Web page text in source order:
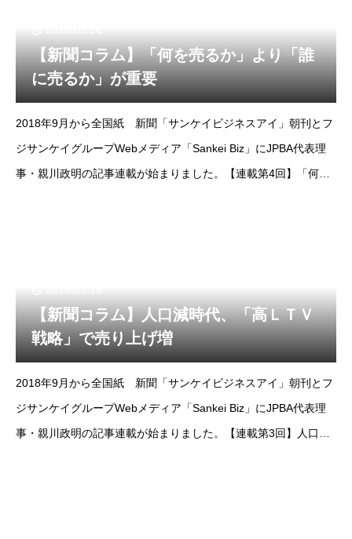
【新聞コラム】「何を売るか」より「誰
に売るか」が重要
2018年9月から全国紙 新聞「サンケイビジネスアイ」朝刊とフ
ジサンケイグループWebメディア「Sankei Biz」にJPBA代表理
事・親川政明の記事連載が始まりました。【連載第4回】「何を
【新聞コラム】人口減時代、「高ＬＴＶ
戦略」で売り上げ増
2018年9月から全国紙 新聞「サンケイビジネスアイ」朝刊とフ
ジサンケイグループWebメディア「Sankei Biz」にJPBA代表理
事・親川政明の記事連載が始まりました。【連載第3回】人口減